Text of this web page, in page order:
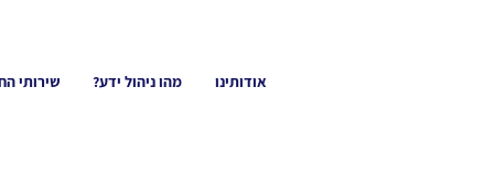
אודותינו מהו ניהול ידע? שירותי